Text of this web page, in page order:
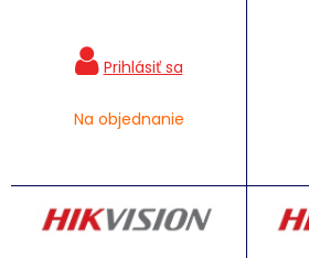
Na objednanie